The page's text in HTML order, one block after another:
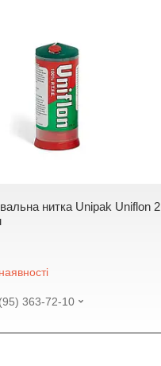
нитка Unipak Uniflon 2
363-72-10